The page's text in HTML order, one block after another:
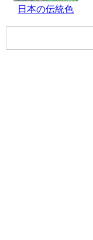
日本の伝統色